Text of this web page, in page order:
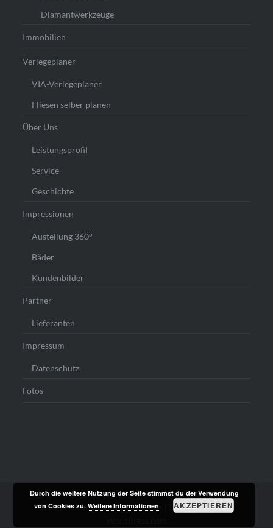
Diamantwerkzeuge
Immobilien
Verlegeplaner
VIA-Verlegeplaner
Fliesen selber planen
Über Uns
Leistungsprofil
Service
Geschichte
Impressionen
Austellung 360°
Bäder
Kundenbilder
Partner
Lieferanten
Impressum
Datenschutz
Fotos
Stolz präsentiert von WordPress
Theme: Dyad von
Durch die weitere Nutzung der Seite stimmst du der Verwendung
von Cookies zu.Weitere Informationen AKZEPTIEREN